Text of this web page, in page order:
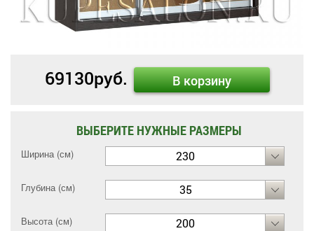
69130руб. В корзину
ВЫБЕРИТЕ НУЖНЫЕ РАЗМЕРЫ
Ширина (см) 230
Глубина (см) 35
Высота (см) 200